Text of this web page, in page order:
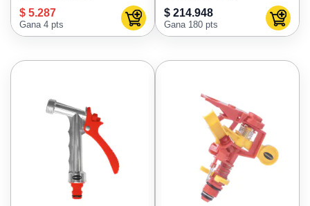
$ 5.287
Gana 4 pts Agregar al carrito
$ 214.948
Gana 180 pts